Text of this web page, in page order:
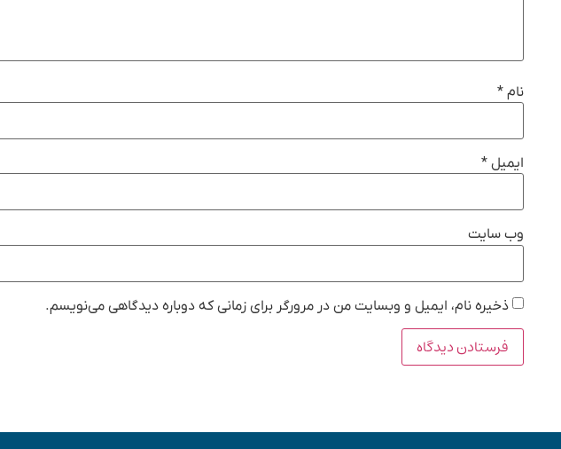
نام *
ایمیل *
وب‌ سایت
ذخیره نام، ایمیل و وبسایت من در مرورگر برای زمانی که دوباره دیدگاهی می‌نویسم.